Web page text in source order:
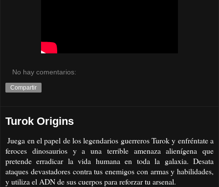
No hay comentarios:
Compartir
Turok Origins
Juega en el papel de los legendarios guerreros Turok y enfréntate a
feroces dinosaurios y a una terrible amenaza alienígena que
pretende erradicar la vida humana en toda la galaxia. Desata
ataques devastadores contra tus enemigos con armas y habilidades,
y utiliza el ADN de sus cuerpos para reforzar tu arsenal.